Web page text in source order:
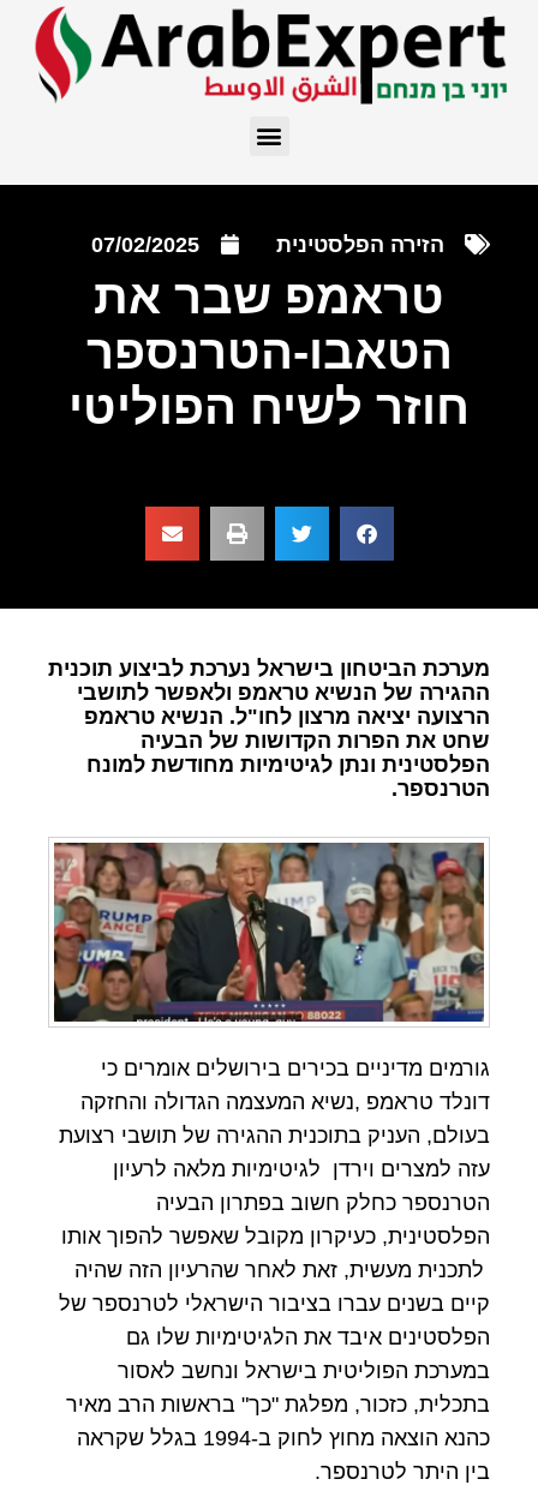
הזירה הפלסטינית 07/02/2025
טראמפ שבר את
הטאבו-הטרנספר
חוזר לשיח הפוליטי
מערכת הביטחון בישראל נערכת לביצוע תוכנית
ההגירה של הנשיא טראמפ ולאפשר לתושבי
הרצועה יציאה מרצון לחו"ל. הנשיא טראמפ
שחט את הפרות הקדושות של הבעיה
הפלסטינית ונתן לגיטימיות מחודשת למונח
הטרנספר.
גורמים מדיניים בכירים בירושלים אומרים כי
דונלד טראמפ ,נשיא המעצמה הגדולה והחזקה
בעולם, העניק בתוכנית ההגירה של תושבי רצועת
עזה למצרים וירדן לגיטימיות מלאה לרעיון
הטרנספר כחלק חשוב בפתרון הבעיה
הפלסטינית, כעיקרון מקובל שאפשר להפוך אותו
לתכנית מעשית, זאת לאחר שהרעיון הזה שהיה
קיים בשנים עברו בציבור הישראלי לטרנספר של
הפלסטינים איבד את הלגיטימיות שלו גם
במערכת הפוליטית בישראל ונחשב לאסור
בתכלית, כזכור, מפלגת "כך" בראשות הרב מאיר
כהנא הוצאה מחוץ לחוק ב-1994 בגלל שקראה
בין היתר לטרנספר.